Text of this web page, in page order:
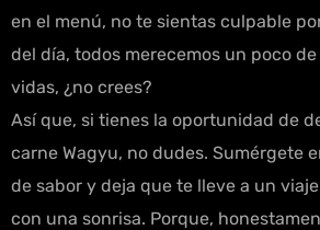
en el menú, no te sientas culpable
del día, todos merecemos un poco
vidas, ¿no crees?
Así que, si tienes la oportunidad de
carne Wagyu, no dudes. Sumérgete
de sabor y deja que te lleve a un
con una sonrisa. Porque,